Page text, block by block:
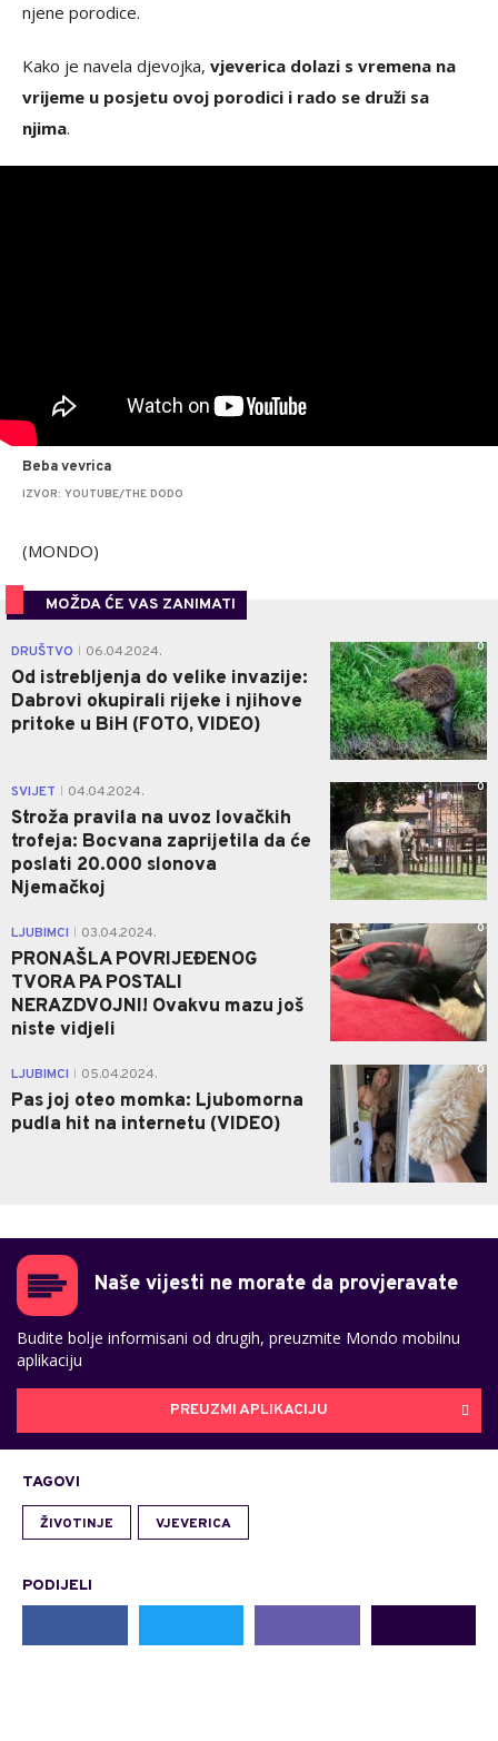
njene porodice.
Kako je navela djevojka, vjeverica dolazi s vremena na
vrijeme u posjetu ovoj porodici i rado se druži sa
njima.
Beba vevrica
IZVOR: YOUTUBE/THE DODO
(MONDO)
MOŽDA ĆE VAS ZANIMATI
DRUŠTVO 06.04.2024.
Od istrebljenja do velike invazije:
Dabrovi okupirali rijeke i njihove
pritoke u BiH (FOTO, VIDEO)
0
SVIJET 04.04.2024.
Stroža pravila na uvoz lovačkih
trofeja: Bocvana zaprijetila da će
poslati 20.000 slonova
Njemačkoj
0
LJUBIMCI 03.04.2024.
PRONAŠLA POVRIJEĐENOG
TVORA PA POSTALI
NERAZDVOJNI! Ovakvu mazu još
niste vidjeli
0
LJUBIMCI 05.04.2024.
Pas joj oteo momka: Ljubomorna
pudla hit na internetu (VIDEO)
0
Naše vijesti ne morate da provjeravate
Budite bolje informisani od drugih, preuzmite Mondo mobilnu
aplikaciju
PREUZMI APLIKACIJU
TAGOVI
ŽIVOTINJE VJEVERICA
PODIJELI